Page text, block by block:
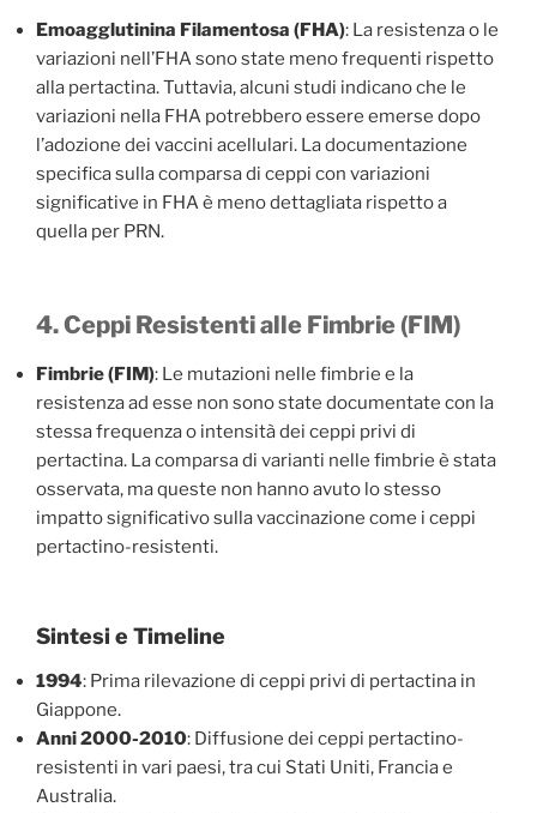
Emoagglutinina Filamentosa (FHA): La resistenza o le
variazioni nell’FHA sono state meno frequenti rispetto
alla pertactina. Tuttavia, alcuni studi indicano che le
variazioni nella FHA potrebbero essere emerse dopo
l’adozione dei vaccini acellulari. La documentazione
specifica sulla comparsa di ceppi con variazioni
significative in FHA è meno dettagliata rispetto a
quella per PRN.
4. Ceppi Resistenti alle Fimbrie (FIM)
Fimbrie (FIM): Le mutazioni nelle fimbrie e la
resistenza ad esse non sono state documentate con la
stessa frequenza o intensità dei ceppi privi di
pertactina. La comparsa di varianti nelle fimbrie è stata
osservata, ma queste non hanno avuto lo stesso
impatto significativo sulla vaccinazione come i ceppi
pertactino-resistenti.
Sintesi e Timeline
1994: Prima rilevazione di ceppi privi di pertactina in
Giappone.
Anni 2000-2010: Diffusione dei ceppi pertactino-
resistenti in vari paesi, tra cui Stati Uniti, Francia e
Australia.